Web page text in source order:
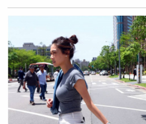
壓力方面，91.6%的受訪者坦言目前
之一需要仰賴娘家援助。除了物價與
無法配合加班、頻繁因家庭請假造成
限、同工不同酬等問題，也成為她們
來源。即使在面試階段，32.3%也認
擔心產假與育嬰假可能影響職位穩定。
的職場媽媽表示下班後仍需處理家事
教育與照顧也成為沉重壓力來源。尤
陪伴孩子成長的時光，進一步加重心
的媽媽坦承，無法親自照顧孩子時常